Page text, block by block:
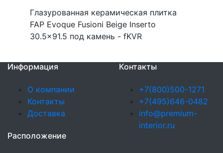
Глазурованная керамическая плитка
FAP Evoque Fusioni Beige Inserto
30.5x91.5 под камень - fKVR
Информация
О компании
Контакты
Доставка
Контакты
+7(800)500-1271
+7(495)646-0482
info@premium-
interior.ru
Расположение